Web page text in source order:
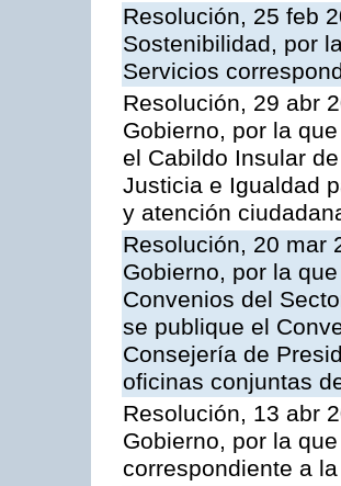
Resolución, 25 feb
Sostenibilidad, por
Servicios
Resolución, 29 abr
Gobierno, por la
el Cabildo Insular
Justicia e Igualdad
y atención
Resolución, 20 mar
Gobierno, por la
Convenios del
se publique el
Consejería de
oficinas conjuntas
Resolución, 13 abr
Gobierno, por la
correspondiente a